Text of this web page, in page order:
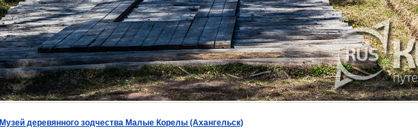
Музей деревянного зодчества Малые Корелы (Ахангельск)